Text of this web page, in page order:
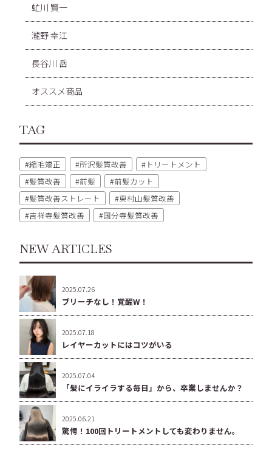
虻川 賢一
瀧野 幸江
長谷川 岳
オススメ商品
TAG
縮毛矯正 所沢髪質改善
トリートメント
髪質改善
前髪
前髪カット
髪質改善ストレート
東村山髪質改善
吉祥寺髪質改善
国分寺髪質改善
NEW ARTICLES
2025.07.26
ブリーチなし！覚醒W！
2025.07.18
レイヤーカットにはコツがいる
2025.07.04
「髪にイライラする毎日」から、卒業しませんか？
2025.06.21
驚愕！100回トリートメントしても変わりません。